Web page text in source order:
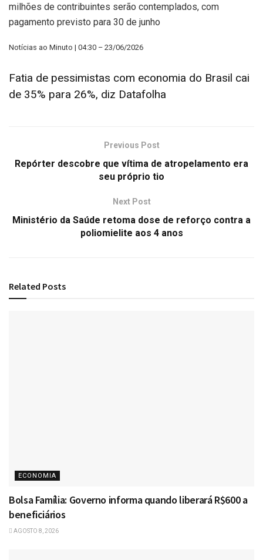
milhões de contribuintes serão contemplados, com
pagamento previsto para 30 de junho
Notícias ao Minuto | 04:30 – 23/06/2026
Fatia de pessimistas com economia do Brasil cai
de 35% para 26%, diz Datafolha
Previous Post
Repórter descobre que vítima de atropelamento era
seu próprio tio
Next Post
Ministério da Saúde retoma dose de reforço contra a
poliomielite aos 4 anos
Related Posts
ECONOMIA
Bolsa Família: Governo informa quando liberará R$600 a
beneficiários
AGOSTO 8, 2026